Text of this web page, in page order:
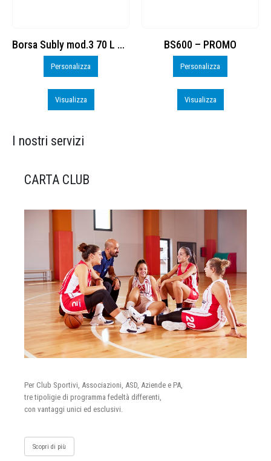
Borsa Subly mod.3 70 L cod. 8374965 BS600 – PROMO
I nostri servizi
CARTA CLUB
Per Club Sportivi, Associazioni, ASD, Aziende e PA,
tre tipoligie di programma fedeltà differenti,
con vantaggi unici ed esclusivi.
Scopri di più